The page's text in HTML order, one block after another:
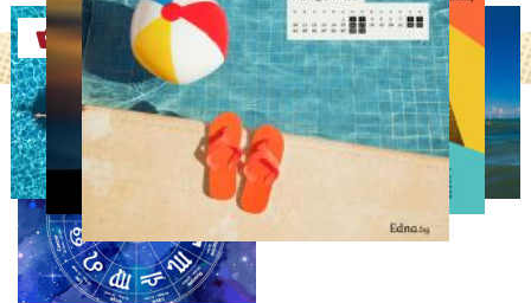
Оферти
АСТРОЛОГИЯ
Дневен хороскоп за 6
август, четвъртък